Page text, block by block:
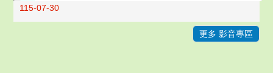
115-07-30
更多 影音專區